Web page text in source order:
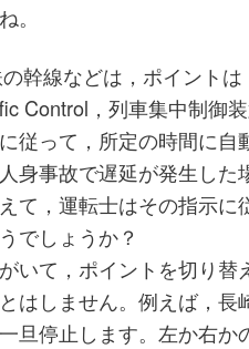
。
幹線などは，ポイントは
Control，列車集中制御
従って，所定の時間に自
身事故で遅延が発生した
て，運転士はその指示に
でしょうか？
いて，ポイントを切り替
はしません。例えば，長
旦停止します。左か右か